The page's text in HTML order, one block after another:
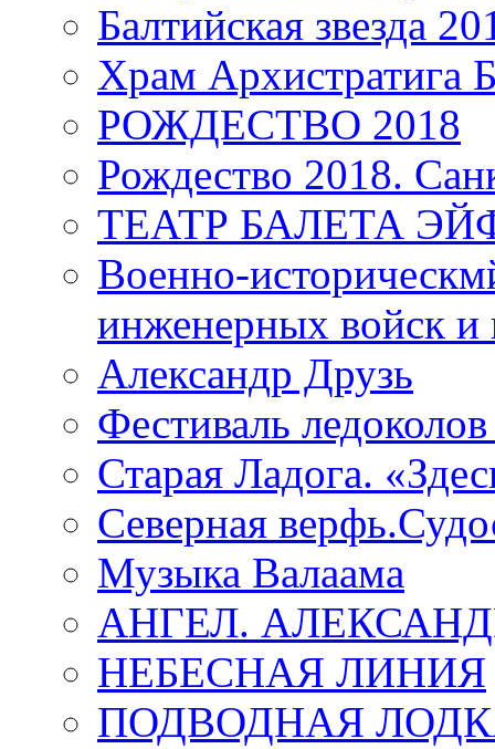
Балтийская звезда
Храм
РОЖДЕСТВО 2018
Рождество 2018.
ТЕАТР БАЛЕТА
Военно-
инженерных войск и
Александр Друзь
Фестиваль
Старая Ладога.
Северная
Музыка Валаама
АНГЕЛ.
НЕБЕСНАЯ ЛИНИЯ
ПОДВОДНАЯ